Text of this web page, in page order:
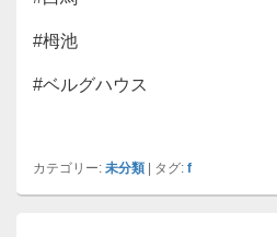
#栂池
#ベルグハウス
カテゴリー: 未分類 タグ: f